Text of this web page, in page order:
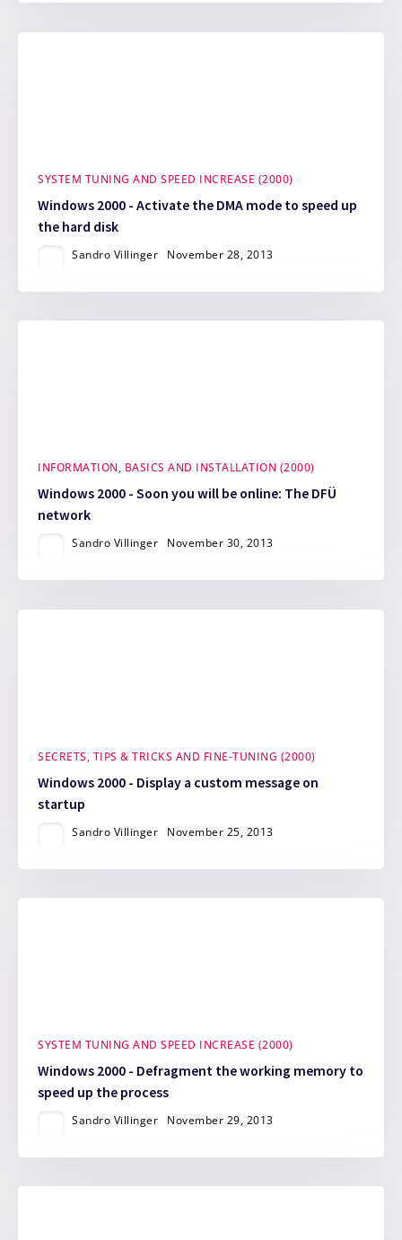
SYSTEM TUNING AND SPEED INCREASE (2000)
Windows 2000 - Activate the DMA mode to speed up
the hard disk
Sandro Villinger November 28, 2013
INFORMATION, BASICS AND INSTALLATION (2000)
Windows 2000 - Soon you will be online: The DFÜ
network
Sandro Villinger November 30, 2013
SECRETS, TIPS & TRICKS AND FINE-TUNING (2000)
Windows 2000 - Display a custom message on
startup
Sandro Villinger November 25, 2013
SYSTEM TUNING AND SPEED INCREASE (2000)
Windows 2000 - Defragment the working memory to
speed up the process
Sandro Villinger November 29, 2013